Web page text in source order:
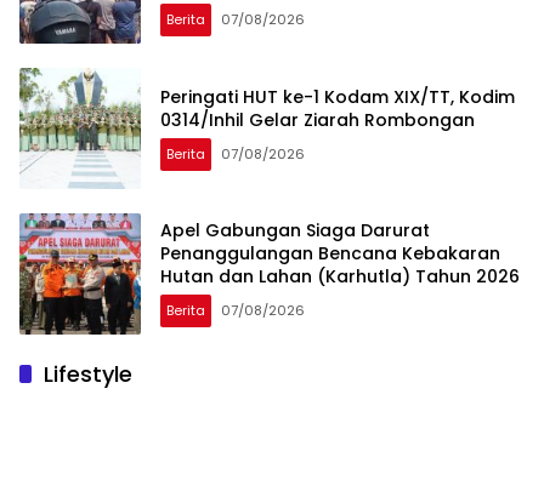
Berita 07/08/2026
Peringati HUT ke-1 Kodam XIX/TT, Kodim
0314/Inhil Gelar Ziarah Rombongan
Berita 07/08/2026
Apel Gabungan Siaga Darurat
Penanggulangan Bencana Kebakaran
Hutan dan Lahan (Karhutla) Tahun 2026
Berita 07/08/2026
Lifestyle